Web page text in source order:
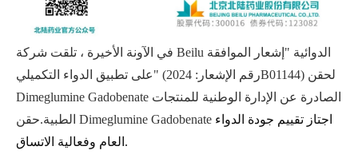
في الآونة الأخيرة ، تلقت شركة Beilu الدوائية "إشعار الموافقة
على تطبيق الدواء التكميلي" (رقم الإشعار: 2024B01144) لحقن
Dimeglumine Gadobenate الصادرة عن الإدارة الوطنية للمنتجات
الطبية. حقن Dimeglumine Gadobenate
العام وفعالية الاتساق.